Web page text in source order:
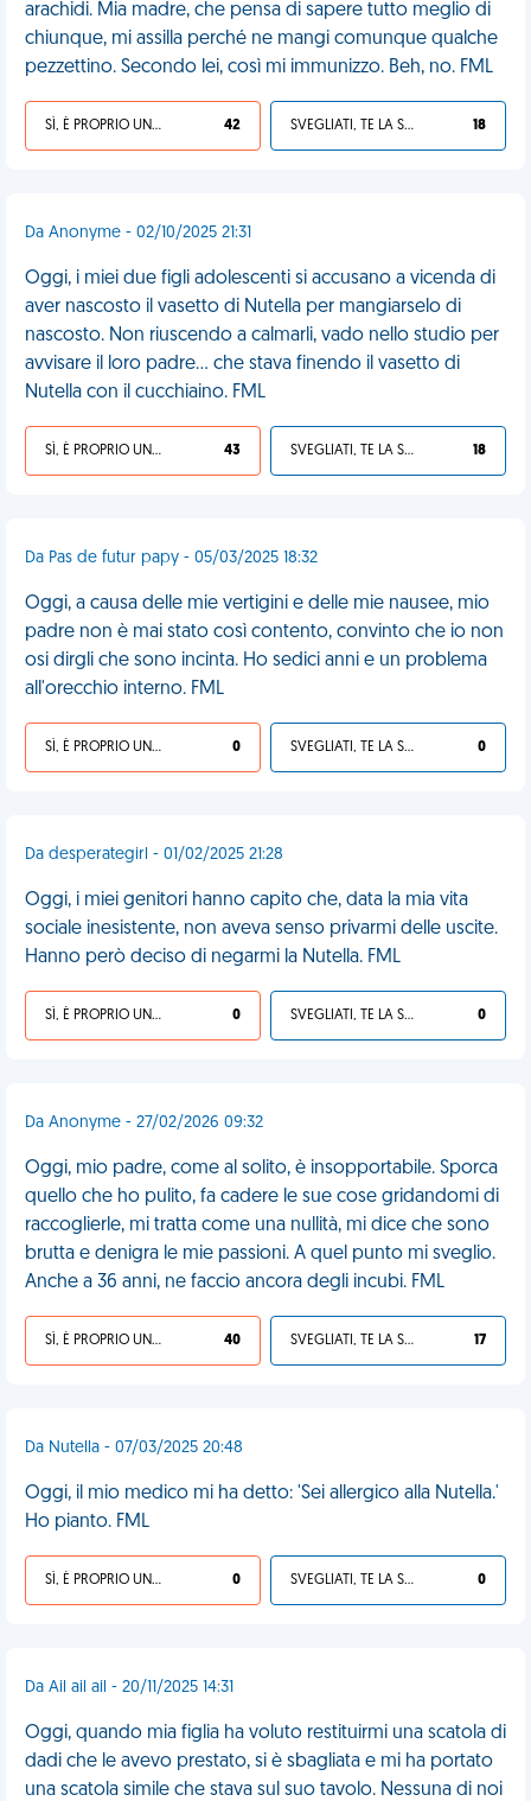
arachidi. Mia madre, che pensa di sapere tutto meglio di
chiunque, mi assilla perché ne mangi comunque qualche
pezzettino. Secondo lei, così mi immunizzo. Beh, no. FML
SÌ, È PROPRIO UNA VDM! 42 SVEGLIATI, TE LA SEI CERCATA! 18
Da Anonyme - 02/10/2025 21:31
Oggi, i miei due figli adolescenti si accusano a vicenda di
aver nascosto il vasetto di Nutella per mangiarselo di
nascosto. Non riuscendo a calmarli, vado nello studio per
avvisare il loro padre... che stava finendo il vasetto di
Nutella con il cucchiaino. FML
SÌ, È PROPRIO UNA VDM! 43 SVEGLIATI, TE LA SEI CERCATA! 18
Da Pas de futur papy - 05/03/2025 18:32
Oggi, a causa delle mie vertigini e delle mie nausee, mio
padre non è mai stato così contento, convinto che io non
osi dirgli che sono incinta. Ho sedici anni e un problema
all'orecchio interno. FML
SÌ, È PROPRIO UNA VDM! 0 SVEGLIATI, TE LA SEI CERCATA! 0
Da desperategirl - 01/02/2025 21:28
Oggi, i miei genitori hanno capito che, data la mia vita
sociale inesistente, non aveva senso privarmi delle uscite.
Hanno però deciso di negarmi la Nutella. FML
SÌ, È PROPRIO UNA VDM! 0 SVEGLIATI, TE LA SEI CERCATA! 0
Da Anonyme - 27/02/2026 09:32
Oggi, mio padre, come al solito, è insopportabile. Sporca
quello che ho pulito, fa cadere le sue cose gridandomi di
raccoglierle, mi tratta come una nullità, mi dice che sono
brutta e denigra le mie passioni. A quel punto mi sveglio.
Anche a 36 anni, ne faccio ancora degli incubi. FML
SÌ, È PROPRIO UNA VDM! 40 SVEGLIATI, TE LA SEI CERCATA! 17
Da Nutella - 07/03/2025 20:48
Oggi, il mio medico mi ha detto: 'Sei allergico alla Nutella.'
Ho pianto. FML
SÌ, È PROPRIO UNA VDM! 0 SVEGLIATI, TE LA SEI CERCATA! 0
Da Ail ail ail - 20/11/2025 14:31
Oggi, quando mia figlia ha voluto restituirmi una scatola di
dadi che le avevo prestato, si è sbagliata e mi ha portato
una scatola simile che stava sul suo tavolo. Nessuna di noi